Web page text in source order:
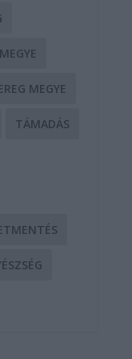
MEGYE
TÁMADÁS